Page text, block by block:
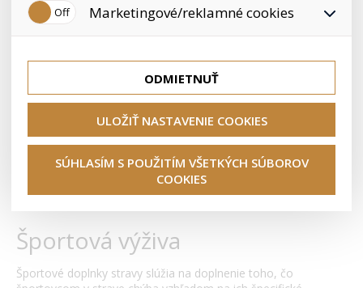
Křeče
Anabolizéry
Kĺbová výživa
Mastné kyseliny
Vitamíny a minerály
Športová výživa
Športové doplnky stravy slúžia na doplnenie toho, čo
používateľovi. Preto nedokážeme zistiť navštívené odkazy,
prehliadaný tovar a pod.
nášho obchodu vašim potrebám a záujmom, čo zaisťuje
lepšie nákupné skúsenosti. Vďaka nim môžeme ponuku
vyhnúť sa nevhodným odporúčaniam produktov či iným
nedôležitým ponukám.
Marketingové/reklamné cookies
marketingové kampane.
ODMIETNUŤ
ULOŽIŤ NASTAVENIE COOKIES
SÚHLASÍM S POUŽITÍM VŠETKÝCH SÚBOROV
COOKIES